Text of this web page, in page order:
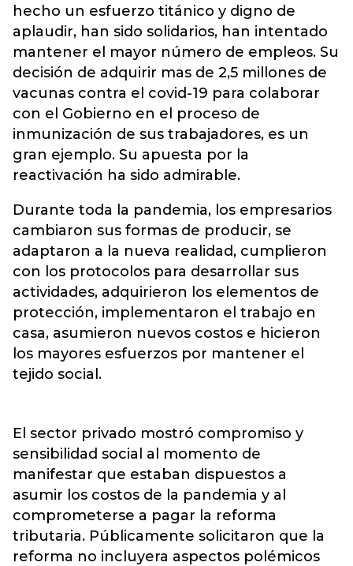
hecho un esfuerzo titánico y digno de
aplaudir, han sido solidarios, han intentado
mantener el mayor número de empleos. Su
decisión de adquirir mas de 2,5 millones de
vacunas contra el covid-19 para colaborar
con el Gobierno en el proceso de
inmunización de sus trabajadores, es un
gran ejemplo. Su apuesta por la
reactivación ha sido admirable.
Durante toda la pandemia, los empresarios
cambiaron sus formas de producir, se
adaptaron a la nueva realidad, cumplieron
con los protocolos para desarrollar sus
actividades, adquirieron los elementos de
protección, implementaron el trabajo en
casa, asumieron nuevos costos e hicieron
los mayores esfuerzos por mantener el
tejido social.
El sector privado mostró compromiso y
sensibilidad social al momento de
manifestar que estaban dispuestos a
asumir los costos de la pandemia y al
comprometerse a pagar la reforma
tributaria. Públicamente solicitaron que la
reforma no incluyera aspectos polémicos